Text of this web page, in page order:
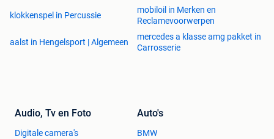
klokkenspel in Percussie
mobiloil in Merken en
Reclamevoorwerpen
aalst in Hengelsport | Algemeen
mercedes a klasse amg pakket in
Carrosserie
Audio, Tv en Foto
Digitale camera's
Auto's
BMW